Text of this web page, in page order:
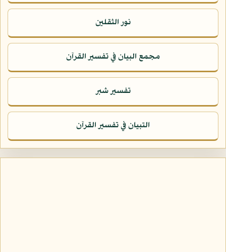
نور الثقلين
مجمع البيان في تفسير القرآن
تفسير شبر
التبيان في تفسير القرآن